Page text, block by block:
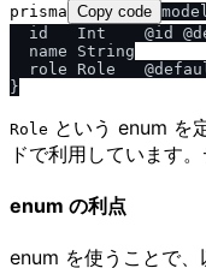
prisma Copy code
id   Int    @id
  name String
role Role
Role という enum を
ドで利用しています
enum の利点
enum を使うことで、